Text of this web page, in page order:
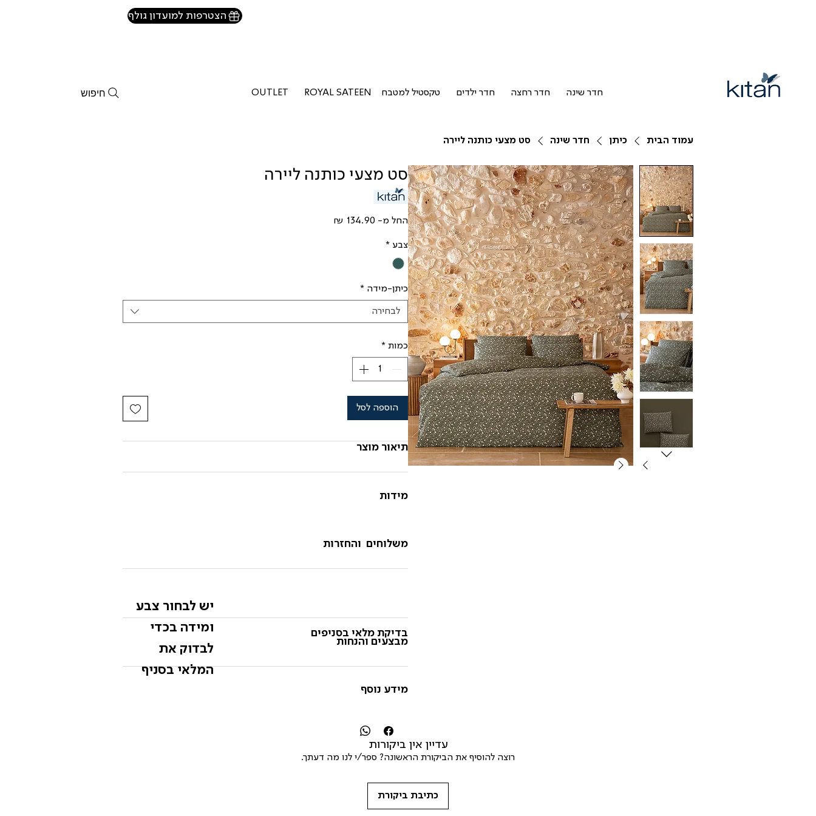
חדר שינה חדר רחצה חדר ילדים טקסטיל למטבח ROYAL SATEEN
OUTLET חיפוש
הצטרפות למועדון גולף
עמוד הבית כיתן חדר שינה סט מצעי כותנה ליירה
סט מצעי כותנה ליירה
החל מ-
צבע *
כיתן-מידה *
לבחירה
כמות *
הוספה לסל
תיאור מוצר
מידות
משלוחים והחזרות
יש לבחור צבע
ומידה בכדי
לבדוק את
המלאי בסניף
בדיקת מלאי בסניפים
מבצעים והנחות
מידע נוסף
עדיין אין ביקורות
רוצה להוסיף את הביקורת הראשונה? ספר/י לנו מה דעתך.
כתיבת ביקורת